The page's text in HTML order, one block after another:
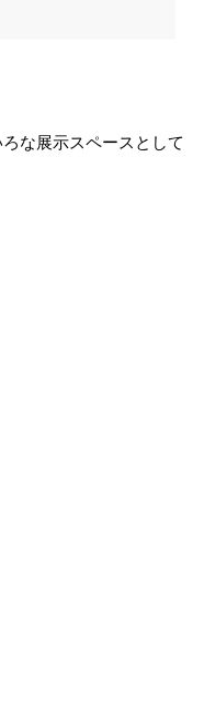
な展示スペースとして